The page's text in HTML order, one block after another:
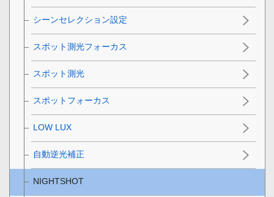
シーンセレクション設定
スポット測光フォーカス
スポット測光
スポットフォーカス
LOW LUX
自動逆光補正
NIGHTSHOT